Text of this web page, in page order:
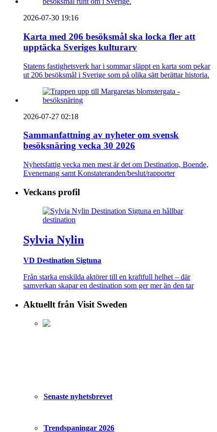
2026-07-30 19:16
Karta med 206 besöksmål ska locka fler att
upptäcka Sveriges kulturarv
Statens fastighetsverk har i sommar släppt en karta som pekar
ut 206 besöksmål i Sverige som på olika sätt berättar historia.
2026-07-27 02:18
Sammanfattning av nyheter om svensk
besöksnäring vecka 30 2026
Nyhetsfattig vecka men mest är det om Destination, Boende,
Evenemang samt Konstateranden/beslut/rapporter
Veckans profil
Sylvia Nylin
VD Destination Sigtuna
Från starka enskilda aktörer till en kraftfull helhet – där
samverkan skapar en destination som ger mer än den tar
Aktuellt från Visit Sweden
Senaste nyhetsbrevet
Trendspaningar 2026